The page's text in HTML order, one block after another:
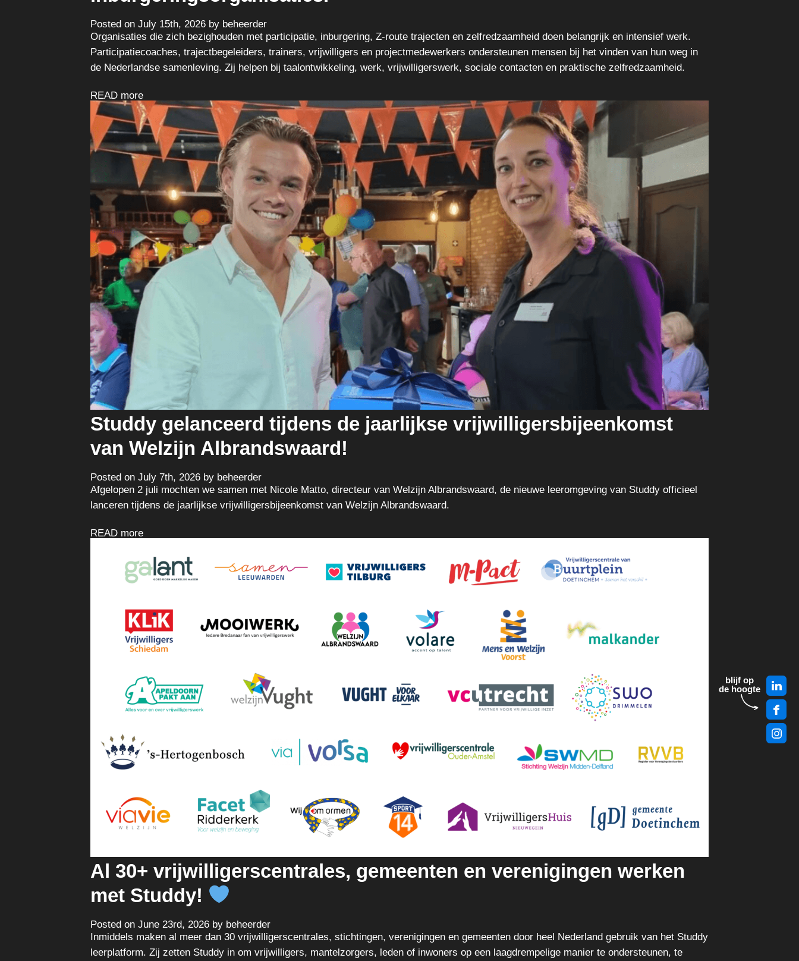
Posted on July 15th, 2026 by beheerder
Organisaties die zich bezighouden met participatie, inburgering, Z-route trajecten en zelfredzaamheid doen belangrijk en intensief werk.
Participatiecoaches, trajectbegeleiders, trainers, vrijwilligers en projectmedewerkers ondersteunen mensen bij het vinden van hun weg in
de Nederlandse samenleving. Zij helpen bij taalontwikkeling, werk, vrijwilligerswerk, sociale contacten en praktische zelfredzaamheid.
READ more
Studdy gelanceerd tijdens de jaarlijkse vrijwilligersbijeenkomst
van Welzijn Albrandswaard!
Posted on July 7th, 2026 by beheerder
Afgelopen 2 juli mochten we samen met Nicole Matto, directeur van Welzijn Albrandswaard, de nieuwe leeromgeving van Studdy officieel
lanceren tijdens de jaarlijkse vrijwilligersbijeenkomst van Welzijn Albrandswaard.
READ more
Al 30+ vrijwilligerscentrales, gemeenten en verenigingen werken
met Studdy!
Posted on June 23rd, 2026 by beheerder
Inmiddels maken al meer dan 30 vrijwilligerscentrales, stichtingen, verenigingen en gemeenten door heel Nederland gebruik van het Studdy
leerplatform. Zij zetten Studdy in om vrijwilligers, mantelzorgers, leden of inwoners op een laagdrempelige manier te ondersteunen, te
blijf op
de hoogte